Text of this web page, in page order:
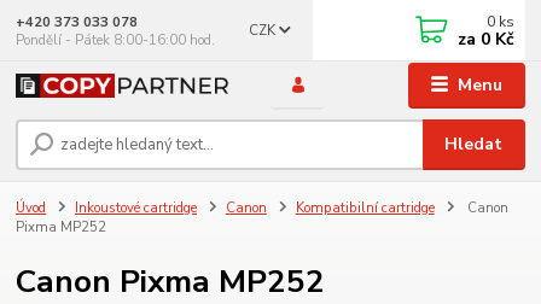
Menu
CZK
Hledat
+420 373 033 078
Pondělí - Pátek 8:00-16:00 hod.
0 ks
za 0 Kč
Úvod Inkoustové cartridge Canon Kompatibilní cartridge
Canon
Pixma MP252
Canon Pixma MP252